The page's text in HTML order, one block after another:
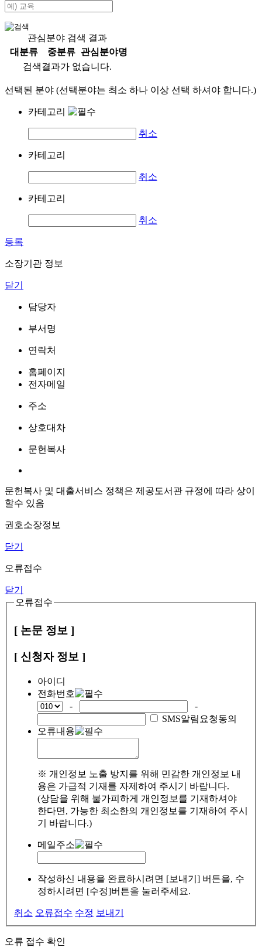
관심분야 검색 결과
대분류
중분류
관심분야명
검색결과가 없습니다.
선택된 분야 (선택분야는 최소 하나 이상 선택 하셔야 합니다.)
카테고리
취소
카테고리
취소
카테고리
취소
등록
소장기관 정보
닫기
담당자
부서명
연락처
홈페이지
전자메일
주소
상호대차
문헌복사
문헌복사 및 대출서비스 정책은 제공도서관 규정에 따라 상이
할수 있음
권호소장정보
닫기
오류접수
닫기
오류접수
[ 논문 정보 ]
[ 신청자 정보 ]
아이디
전화번호
-
-
SMS알림요청동의
오류내용
※ 개인정보 노출 방지를 위해 민감한 개인정보 내
용은 가급적 기재를 자제하여 주시기 바랍니다.
(상담을 위해 불가피하게 개인정보를 기재하셔야
한다면, 가능한 최소한의 개인정보를 기재하여 주시
기 바랍니다.)
메일주소
작성하신 내용을 완료하시려면 [보내기] 버튼을, 수
정하시려면 [수정]버튼을 눌러주세요.
취소 오류접수 수정 보내기
오류 접수 확인